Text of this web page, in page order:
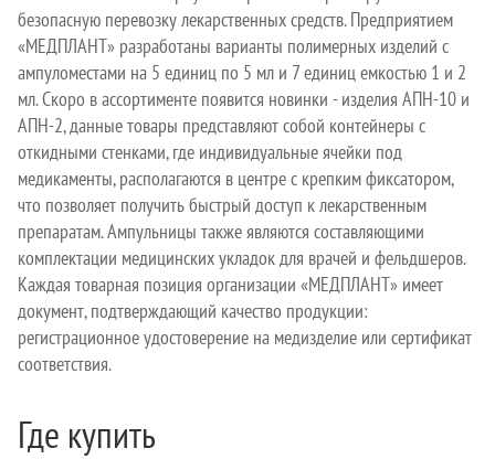
безопасную перевозку лекарственных средств. Предприятием
«МЕДПЛАНТ» разработаны варианты полимерных изделий с
ампуломестами на 5 единиц по 5 мл и 7 единиц емкостью 1 и 2
мл. Скоро в ассортименте появится новинки - изделия АПН-10 и
АПН-2, данные товары представляют собой контейнеры с
откидными стенками, где индивидуальные ячейки под
медикаменты, располагаются в центре с крепким фиксатором,
что позволяет получить быстрый доступ к лекарственным
препаратам. Ампульницы также являются составляющими
комплектации медицинских укладок для врачей и фельдшеров.
Каждая товарная позиция организации «МЕДПЛАНТ» имеет
документ, подтверждающий качество продукции:
регистрационное удостоверение на медизделие или сертификат
соответствия.
Где купить